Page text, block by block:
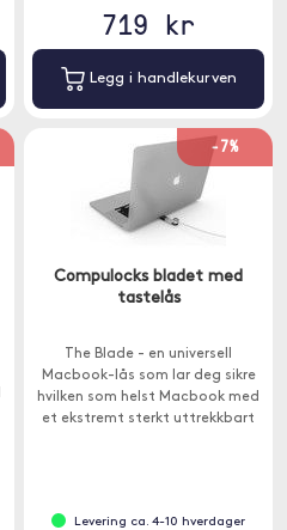
719 kr
Legg i handlekurven
-7%
Compulocks bladet med
tastelås
The Blade - en universell
Macbook-lås som lar deg sikre
hvilken som helst Macbook med
et ekstremt sterkt uttrekkbart
Levering ca. 4-10 hverdager